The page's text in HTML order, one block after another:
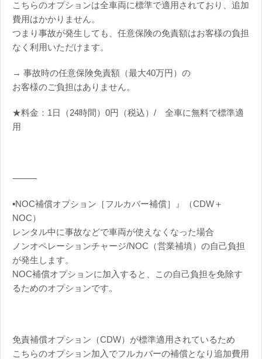
こちらのオプションは全車両に標準で適用されており、追加
費用はかかりません。
つまり事故が発生しても、任意保険の免責額はお客様の負担
なく利用いただけます。
→ 事故時の任意保険免責額（最大40万円）の
お客様のご負担はありません。
★料金：1日（24時間）0円（税込）/ 全車に無料で標準適
用
⸻
▪️NOC補償オプション［フルカバー補償］』（CDW＋
NOC）
レンタル中に事故などで車両が使えなくなった場合
ノンオペレーションチャージ/NOC（営業補填）の自己負担
が発生します。
NOC補償オプションに加入すると、この自己負担を免除す
るためのオプションです。
免責補償オプション（CDW）が標準適用されているため
こちらのオプション加入でフルカバーの補償となり追加費用